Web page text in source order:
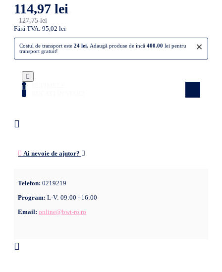
114,97 lei
127,75 lei
Fără TVA: 95,02 lei
×
Costul de transport este 24 lei. Adaugă produse de încă 400.00 lei pentru
transport gratuit!
Ai nevoie de ajutor?
Telefon: 0219219
Program: L-V: 09:00 - 16:00
Email: online@bwt-ro.ro